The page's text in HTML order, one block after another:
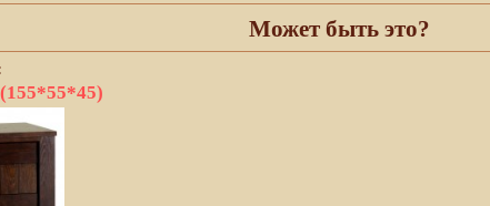
Может быть это?